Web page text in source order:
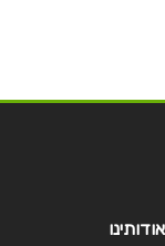
אודותינו